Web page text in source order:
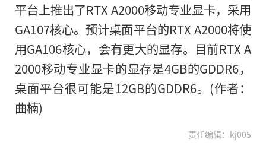
平台上推出了RTX A2000移动专业显卡，采用
GA107核心。预计桌面平台的RTX A2000将使
用GA106核心，会有更大的显存。目前RTX A
2000移动专业显卡的显存是4GB的GDDR6，
桌面平台很可能是12GB的GDDR6。(作者：
曲楠)
责任编辑：kj005